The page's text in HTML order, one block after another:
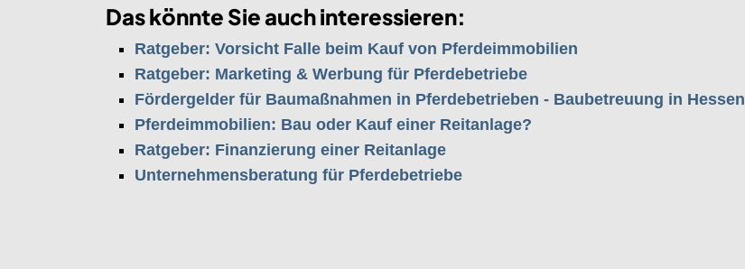
Das könnte Sie auch interessieren:
Ratgeber: Vorsicht Falle beim Kauf von Pferdeimmobilien
Ratgeber: Marketing & Werbung für Pferdebetriebe
Fördergelder für Baumaßnahmen in Pferdebetrieben - Baubetreuung in Hessen
Pferdeimmobilien: Bau oder Kauf einer Reitanlage?
Ratgeber: Finanzierung einer Reitanlage
Unternehmensberatung für Pferdebetriebe